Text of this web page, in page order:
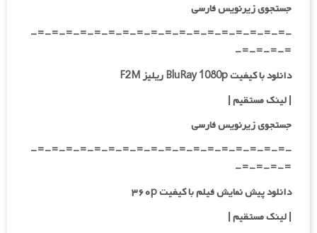
جستجوی زیرنویس فارسی
-=-=-=-=-=-=-=-=-=-=-=-=-=-=-=-=-=-=-
=-=-=-=-
دانلود با کیفیت BluRay 1080p ریلیز F2M
| لینک مستقیم|
جستجوی زیرنویس فارسی
-=-=-=-=-=-=-=-=-=-=-=-=-=-=-=-=-=-=-
=-=-=-=-
دانلود پیش نمایش فیلم با کیفیت ۳۶۰p
|لینک مستقیم|